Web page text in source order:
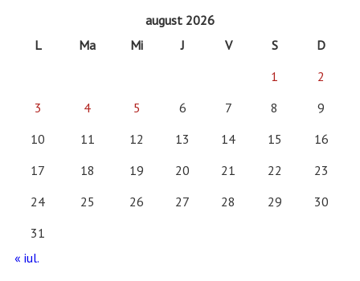
august 2026
L
Ma Mi J V S
D
1
2
3
4 5 6 7 8
9
10
11 12 13 14 15
16
17
18 19 20 21 22
23
24
25 26 27 28 29
30
31
« iul.